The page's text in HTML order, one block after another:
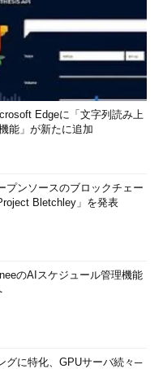
Edgeに「文字列読み上
能」が新たに追加
プンソースのブロックチェー
Bletchley」を発表
のAIスケジュール管理機能
グに特化、GPUサーバ続々─